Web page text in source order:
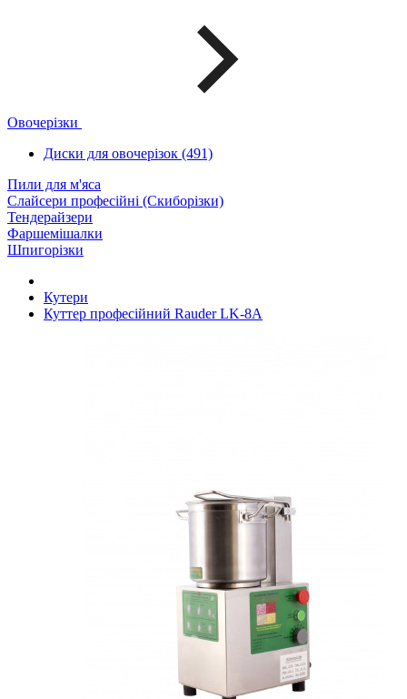
Овочерізки
Диски для овочерізок (491)
Пили для м'яса
Слайсери професійні (Скиборізки)
Тендерайзери
Фаршемішалки
Шпигорізки
Кутери
Куттер професійний Rauder LK-8A